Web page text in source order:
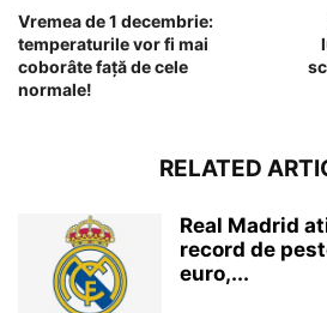
Vremea de 1 decembrie:
temperaturile vor fi mai
coborâte față de cele
normale!
RELATED
Real Madrid
record de
euro,...